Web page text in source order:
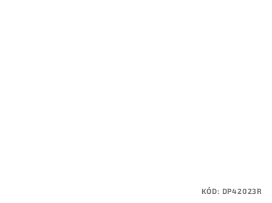
KÓD: DP42023R